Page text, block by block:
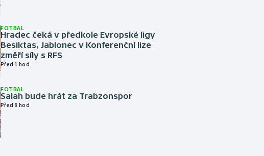
FOTBAL
Hradec čeká v předkole Evropské ligy
Besiktas, Jablonec v Konferenční lize
změří síly s RFS
Před 1 hod
FOTBAL
Salah bude hrát za Trabzonspor
Před 8 hod